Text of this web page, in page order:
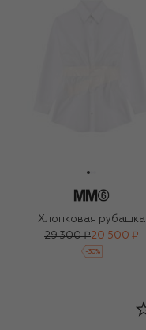
Хлопковая рубашка
29 300 ₽20 500 ₽
-30%